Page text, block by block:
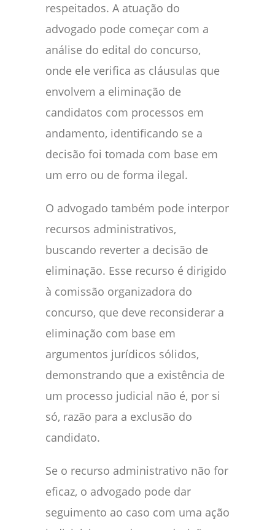
respeitados. A atuação do
advogado pode começar com a
análise do edital do concurso,
onde ele verifica as cláusulas que
envolvem a eliminação de
candidatos com processos em
andamento, identificando se a
decisão foi tomada com base em
um erro ou de forma ilegal.
O advogado também pode interpor
recursos administrativos,
buscando reverter a decisão de
eliminação. Esse recurso é dirigido
à comissão organizadora do
concurso, que deve reconsiderar a
eliminação com base em
argumentos jurídicos sólidos,
demonstrando que a existência de
um processo judicial não é, por si
só, razão para a exclusão do
candidato.
Se o recurso administrativo não for
eficaz, o advogado pode dar
seguimento ao caso com uma ação